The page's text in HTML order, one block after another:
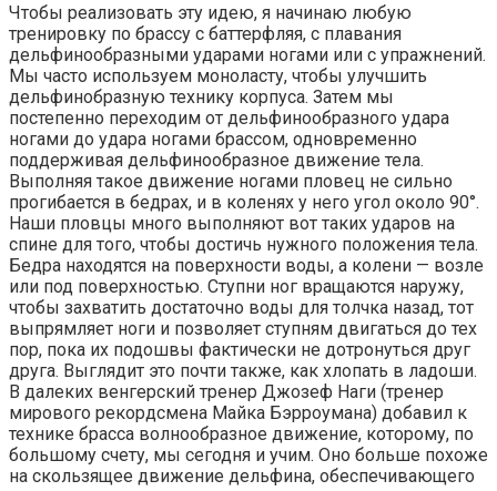
Чтобы реализовать эту идею, я начинаю любую
тренировку по брассу с баттерфляя, с плавания
дельфинообразными ударами ногами или с упражнений.
Мы часто используем моноласту, чтобы улучшить
дельфинобразную технику корпуса. Затем мы
постепенно переходим от дельфинообразного удара
ногами до удара ногами брассом, одновременно
поддерживая дельфинообразное движение тела.
Выполняя такое движение ногами пловец не сильно
прогибается в бедрах, и в коленях у него угол около 90°.
Наши пловцы много выполняют вот таких ударов на
спине для того, чтобы достичь нужного положения тела.
Бедра находятся на поверхности воды, а колени — возле
или под поверхностью. Ступни ног вращаются наружу,
чтобы захватить достаточно воды для толчка назад, тот
выпрямляет ноги и позволяет ступням двигаться до тех
пор, пока их подошвы фактически не дотронуться друг
друга. Выглядит это почти также, как хлопать в ладоши.
В далеких венгерский тренер Джозеф Наги (тренер
мирового рекордсмена Майка Бэрроумана) добавил к
технике брасса волнообразное движение, которому, по
большому счету, мы сегодня и учим. Оно больше похоже
на скользящее движение дельфина, обеспечивающего